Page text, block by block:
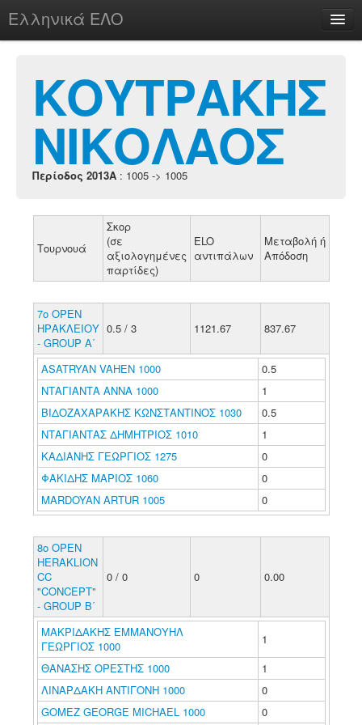
Ελληνικά ΕΛΟ
chesstu.be @ discord
Login
ΚΟΥΤΡΑΚΗΣ
ΝΙΚΟΛΑΟΣ
Περίοδος 2013A : 1005 -> 1005
Τουρνουά
Σκορ
(σε
αξιολογημένες
παρτίδες)
ELO
αντιπάλων
Μεταβολή ή
Απόδοση
7ο ΟΡΕΝ
ΗΡΑΚΛΕΙΟΥ
- GROUP Α΄
0.5 / 3 1121.67 837.67
ASATRYAN VAHEN 1000
0.5
ΝΤΑΓΙΑΝΤΑ ΑΝΝΑ 1000
1
ΒΙΔΟΖΑΧΑΡΑΚΗΣ ΚΩΝΣΤΑΝΤΙΝΟΣ 1030
0.5
ΝΤΑΓΙΑΝΤΑΣ ΔΗΜΗΤΡΙΟΣ 1010
1
ΚΑΔΙΑΝΗΣ ΓΕΩΡΓΙΟΣ 1275
0
ΦΑΚΙΔΗΣ ΜΑΡΙΟΣ 1060
0
MARDOYAN ARTUR 1005
0
8o OPEN
HERAKLION
CC
"CONCEPT"
- GROUP Β΄
0 / 0 0 0.00
ΜΑΚΡΙΔΑΚΗΣ ΕΜΜΑΝΟΥΗΛ
ΓΕΩΡΓΙΟΣ 1000
1
ΘΑΝΑΣΗΣ ΟΡΕΣΤΗΣ 1000
1
ΛΙΝΑΡΔΑΚΗ ΑΝΤΙΓΟΝΗ 1000
0
GOMEZ GEORGE MICHAEL 1000
0